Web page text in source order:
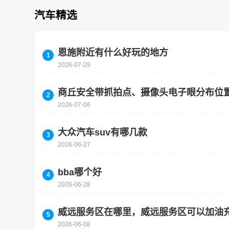
汽车精选
恩施附近有什么好玩的地方
2026-07-29
商丘安全带抓拍点、摄像头电子眼分布位
2026-07-06
大众汽车suv有哪几款
2026-06-27
bba哪个好
2026-06-28
威远服务区在哪里，威远服务区可以加油
2026-06-08